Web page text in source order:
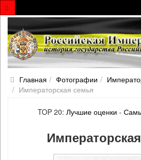
Главная Фотографии
Императорская семья
TOP 20: Лучшие оценки -